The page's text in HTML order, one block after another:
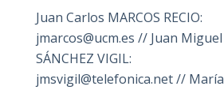
Juan Carlos MARCOS RECIO:
jmarcos@ucm.es // Juan Miguel
SÁNCHEZ VIGIL:
jmsvigil@telefonica.net // María